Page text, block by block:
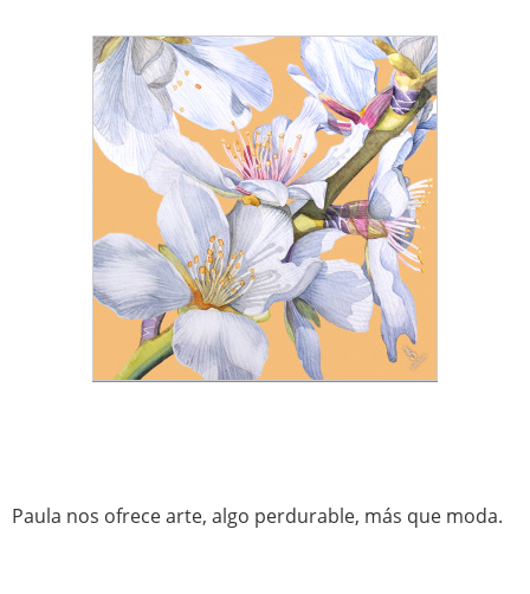
Paula nos ofrece arte, algo perdurable, más que moda.